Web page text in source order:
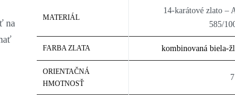
na
MATERIÁL
14-karátové zlato –
585/
FARBA ZLATA kombinovaná biela-
ORIENTAČNÁ
HMOTNOSŤ